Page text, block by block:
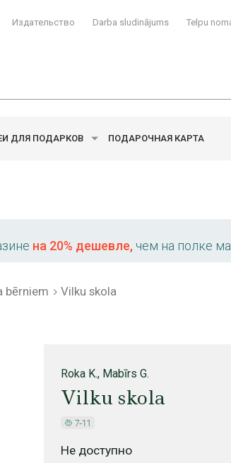
Издательство Darba sludinājums Telpu
ДЛЯ ПОДАРКОВ ПОДАРОЧНАЯ КАРТА
на 20% дешевле, чем на полке
bērniem Vilku skola
Roka K., Mabīrs G.
Vilku skola
Не доступно